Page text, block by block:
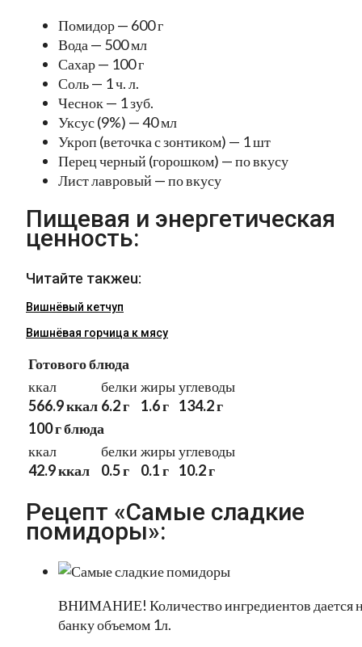
Помидор — 600 г
Вода — 500 мл
Сахар — 100 г
Соль — 1 ч. л.
Чеснок — 1 зуб.
Уксус (9%) — 40 мл
Укроп (веточка с зонтиком) — 1 шт
Перец черный (горошком) — по вкусу
Лист лавровый — по вкусу
Пищевая и энергетическая
ценность:
Читайте такжеu:
Вишнёвый кетчуп
Вишнёвая горчица к мясу
Готового блюда
ккал
566.9 ккал
белки
6.2 г
жиры
1.6 г
углеводы
134.2 г
100 г блюда
ккал
42.9 ккал
белки
0.5 г
жиры
0.1 г
углеводы
10.2 г
Рецепт «Самые сладкие
помидоры»:
ВНИМАНИЕ! Количество ингредиентов дается
банку объемом 1л.